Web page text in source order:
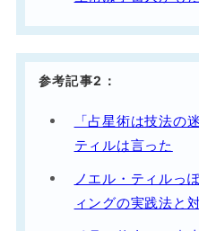
参考記事2：
「占星術は技法の
ティルは言った
ノエル・ティルっ
ィングの実践法と